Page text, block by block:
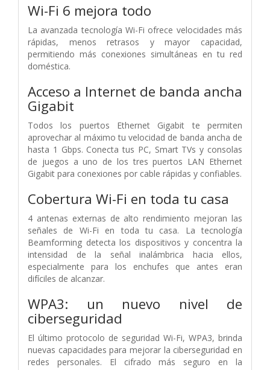
Wi-Fi 6 mejora todo
La avanzada tecnología Wi-Fi ofrece velocidades más
rápidas, menos retrasos y mayor capacidad,
permitiendo más conexiones simultáneas en tu red
doméstica.
Acceso a Internet de banda ancha
Gigabit
Todos los puertos Ethernet Gigabit te permiten
aprovechar al máximo tu velocidad de banda ancha de
hasta 1 Gbps. Conecta tus PC, Smart TVs y consolas
de juegos a uno de los tres puertos LAN Ethernet
Gigabit para conexiones por cable rápidas y confiables.
Cobertura Wi-Fi en toda tu casa
4 antenas externas de alto rendimiento mejoran las
señales de Wi-Fi en toda tu casa. La tecnología
Beamforming detecta los dispositivos y concentra la
intensidad de la señal inalámbrica hacia ellos,
especialmente para los enchufes que antes eran
difíciles de alcanzar.
WPA3: un nuevo nivel de
ciberseguridad
El último protocolo de seguridad Wi-Fi, WPA3, brinda
nuevas capacidades para mejorar la ciberseguridad en
redes personales. El cifrado más seguro en la